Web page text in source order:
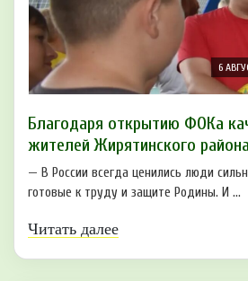
6
Благодаря открытию ФОКа
жителей Жирятинского
— В России всегда ценились люди
готовые к труду и защите Родины. И ...
Читать далее